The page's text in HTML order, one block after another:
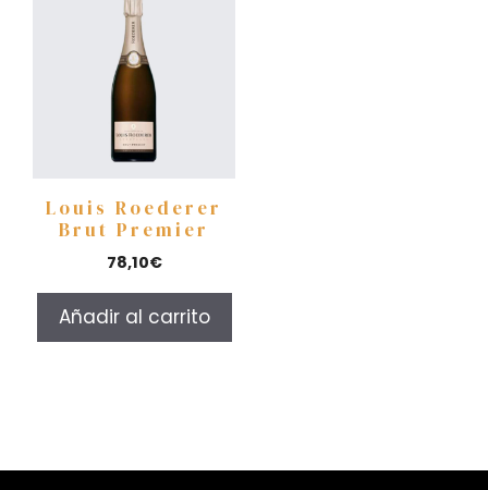
Louis Roederer
Brut Premier
78,10€
Añadir al carrito